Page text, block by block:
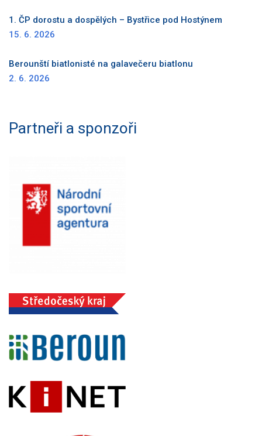
1. ČP dorostu a dospělých – Bystřice pod Hostýnem
15. 6. 2026
Berounští biatlonisté na galavečeru biatlonu
2. 6. 2026
Partneři a sponzoři